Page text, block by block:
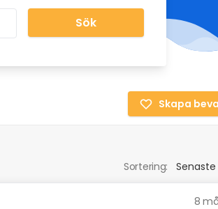
Sök
Skapa
Sortering:
8